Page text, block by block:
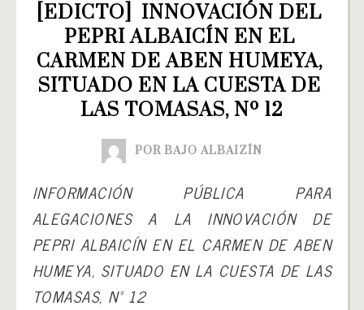
[EDICTO]  INNOVACIÓN DEL
PEPRI ALBAICÍN EN EL
CARMEN DE ABEN HUMEYA,
SITUADO EN LA CUESTA DE
LAS TOMASAS, Nº 12
POR BAJO ALBAIZÍN
INFORMACIÓN PÚBLICA PARA
ALEGACIONES A LA INNOVACIÓN DE
PEPRI ALBAICÍN EN EL CARMEN DE ABEN
HUMEYA, SITUADO EN LA CUESTA DE LAS
TOMASAS, Nº 12